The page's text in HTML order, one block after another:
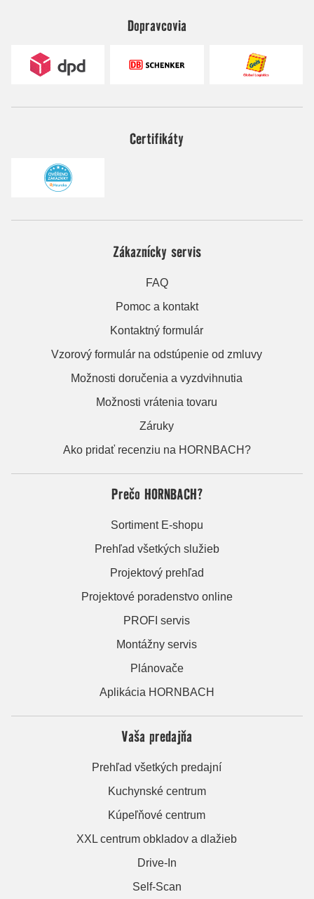
Dopravcovia
Certifikáty
Zákaznícky servis
FAQ
Pomoc a kontakt
Kontaktný formulár
Vzorový formulár na odstúpenie od zmluvy
Možnosti doručenia a vyzdvihnutia
Možnosti vrátenia tovaru
Záruky
Ako pridať recenziu na HORNBACH?
Prečo HORNBACH?
Sortiment E-shopu
Prehľad všetkých služieb
Projektový prehľad
Projektové poradenstvo online
PROFI servis
Montážny servis
Plánovače
Aplikácia HORNBACH
Vaša predajňa
Prehľad všetkých predajní
Kuchynské centrum
Kúpeľňové centrum
XXL centrum obkladov a dlažieb
Drive-In
Self-Scan